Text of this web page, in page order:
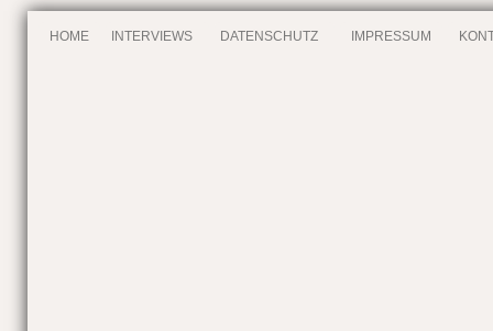
HOME INTERVIEWS DATENSCHUTZ IMPRESSUM